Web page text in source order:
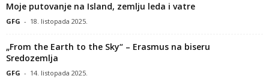
Moje putovanje na Island, zemlju leda i vatre
GFG - 18. listopada 2025.
„From the Earth to the Sky“ – Erasmus na biseru
Sredozemlja
GFG - 14. listopada 2025.